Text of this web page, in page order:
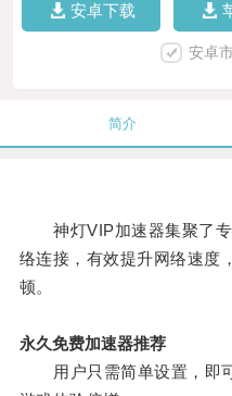
安卓下载
安卓
简介
神灯VIP加速器集聚了专
络连接，有效提升网络速度
顿。
永久免费加速器推荐
用户只需简单设置，即可